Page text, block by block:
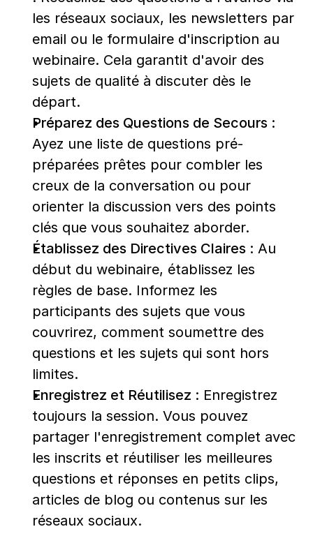
les réseaux sociaux, les newsletters par
email ou le formulaire d'inscription au
webinaire. Cela garantit d'avoir des
sujets de qualité à discuter dès le
départ.
Préparez des Questions de Secours :
Ayez une liste de questions pré-
préparées prêtes pour combler les
creux de la conversation ou pour
orienter la discussion vers des points
clés que vous souhaitez aborder.
Établissez des Directives Claires : Au
début du webinaire, établissez les
règles de base. Informez les
participants des sujets que vous
couvrirez, comment soumettre des
questions et les sujets qui sont hors
limites.
Enregistrez et Réutilisez : Enregistrez
toujours la session. Vous pouvez
partager l'enregistrement complet avec
les inscrits et réutiliser les meilleures
questions et réponses en petits clips,
articles de blog ou contenus sur les
réseaux sociaux.